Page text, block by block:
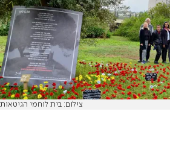
צילום: בית לוחמי הגיטאות